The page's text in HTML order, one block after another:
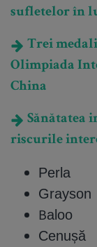
sufletelor în
Trei
Olimpiada
China
Sănătatea
riscurile
Perla
Grayson
Baloo
Cenușă